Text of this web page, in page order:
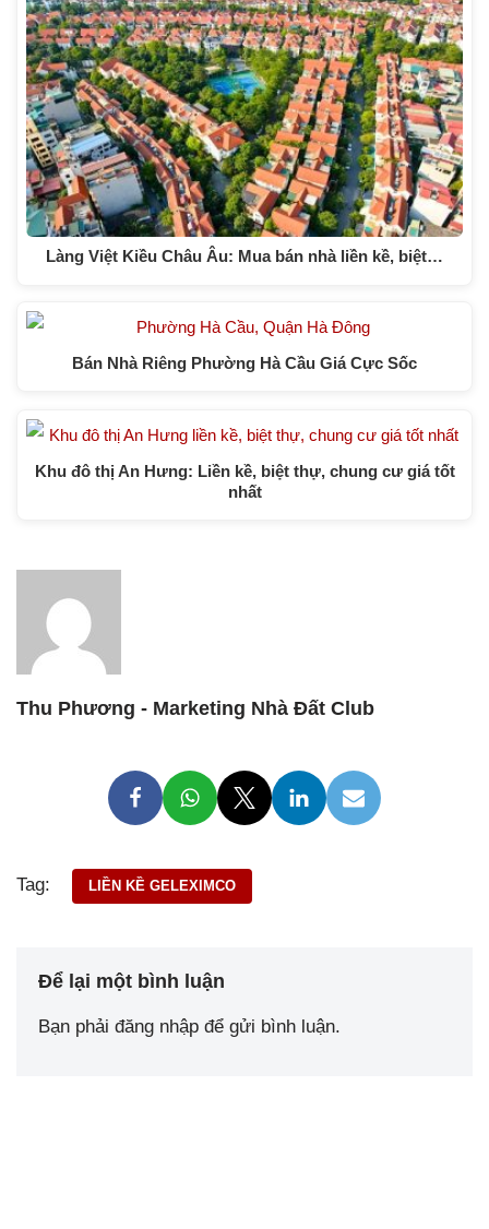
Làng Việt Kiều Châu Âu: Mua bán nhà liền kề, biệt…
Bán Nhà Riêng Phường Hà Cầu Giá Cực Sốc
Khu đô thị An Hưng: Liền kề, biệt thự, chung cư giá tốt
nhất
Thu Phương - Marketing Nhà Đất Club
Tag: LIỀN KỀ GELEXIMCO
Để lại một bình luận
Bạn phải đăng nhập để gửi bình luận.